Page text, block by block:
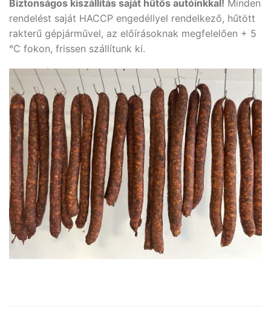
Biztonságos kiszállítás saját hűtős autóinkkal! Minden
rendelést saját HACCP engedéllyel rendelkező, hűtött
rakterű gépjárművel, az előírásoknak megfelelően + 5
°C fokon, frissen szállítunk ki.